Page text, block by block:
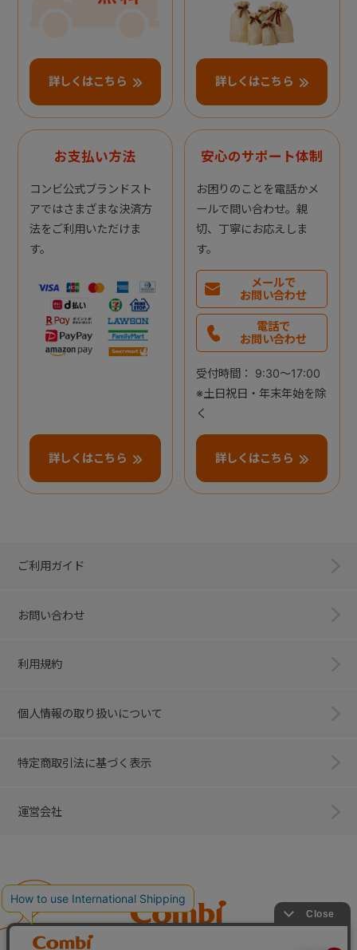
詳しくはこちら 詳しくはこちら
お支払い方法
コンビ公式ブランドスト
アではさまざまな決済方
法をご利用いただけま
す。
詳しくはこちら
安心のサポート体制
お困りのことを電話かメ
ールで問い合わせ。親
切、丁寧にお応えしま
す。
メールで
お問い合わせ
電話で
お問い合わせ
受付時間： 9:30～17:00
※土日祝日・年末年始を除
く
詳しくはこちら
ご利用ガイド
お問い合わせ
利用規約
個人情報の取り扱いについて
特定商取引法に基づく表示
運営会社